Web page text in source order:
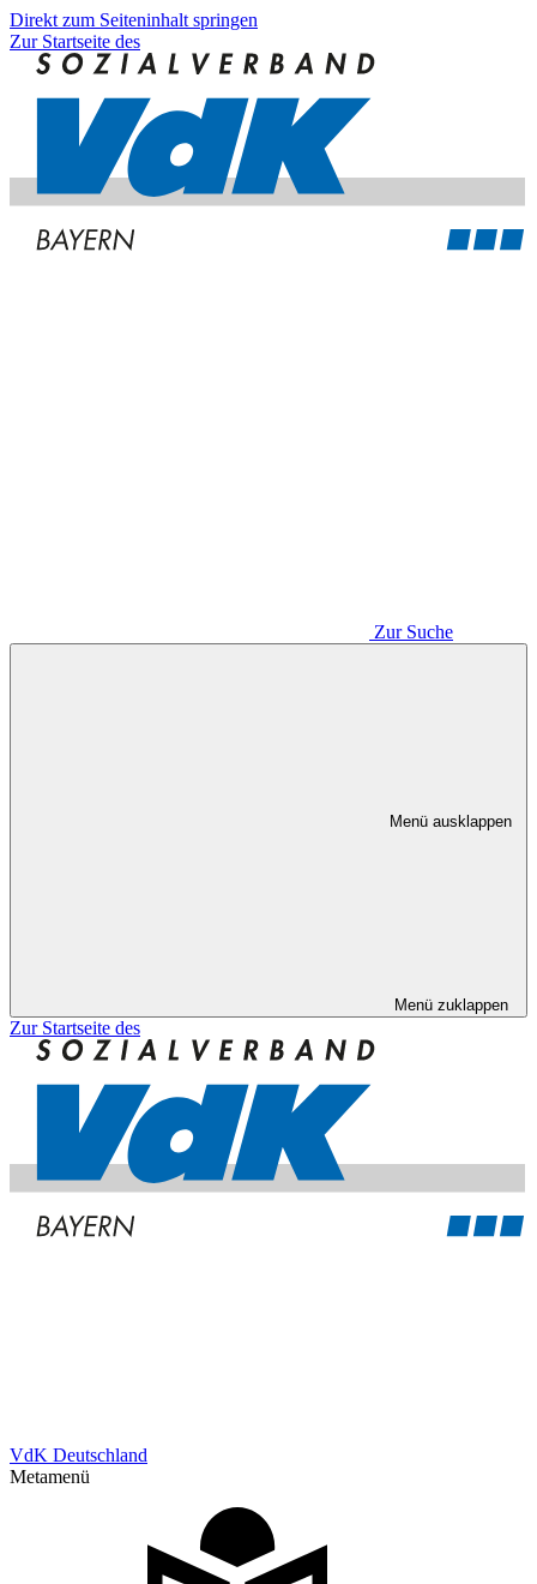
Direkt zum Seiteninhalt springen
Zur Startseite des
Zur Suche
Menü ausklappen
Menü zuklappen
Zur Startseite des
VdK Deutschland
Metamenü